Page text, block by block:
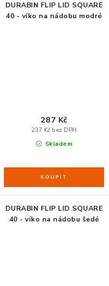
DURABIN FLIP LID SQUARE
40 - víko na nádobu modré
Skladem
237 Kč bez DPH
287 Kč
DURABIN FLIP LID SQUARE
40 - víko na nádobu šedé